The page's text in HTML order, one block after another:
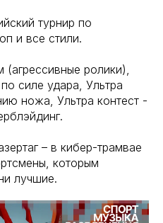
турнир по
и все стили.
ролики),
силе удара, Ультра
ножа, Ультра контест -
– в кибер-трамвае
которым
лучшие.